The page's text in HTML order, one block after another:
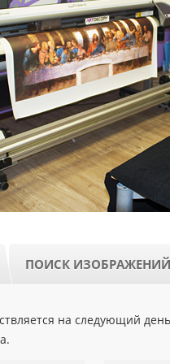
ПОИСК ИЗОБРАЖЕНИЙ
на следующий